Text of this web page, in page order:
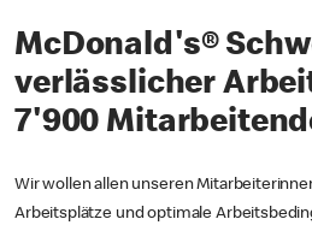
McDonald's®
verlässlicher
7'900
Wir wollen allen unseren
Arbeitsplätze und optimale